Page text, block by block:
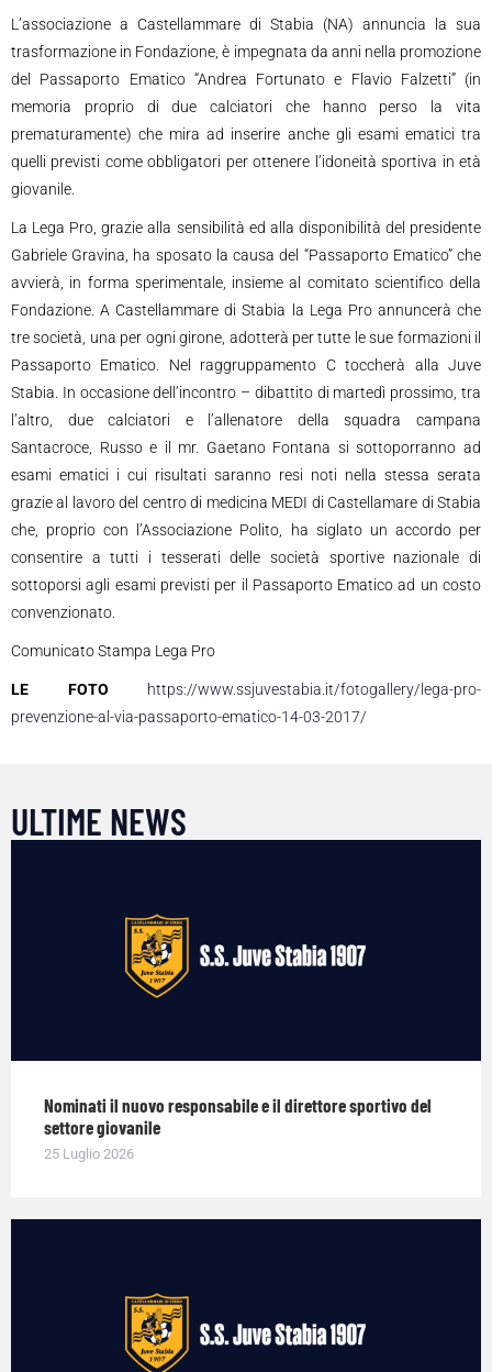
L’associazione a Castellammare di Stabia (NA) annuncia la sua
trasformazione in Fondazione, è impegnata da anni nella promozione
del Passaporto Ematico “Andrea Fortunato e Flavio Falzetti” (in
memoria proprio di due calciatori che hanno perso la vita
prematuramente) che mira ad inserire anche gli esami ematici tra
quelli previsti come obbligatori per ottenere l’idoneità sportiva in età
giovanile.
La Lega Pro, grazie alla sensibilità ed alla disponibilità del presidente
Gabriele Gravina, ha sposato la causa del “Passaporto Ematico” che
avvierà, in forma sperimentale, insieme al comitato scientifico della
Fondazione. A Castellammare di Stabia la Lega Pro annuncerà che
tre società, una per ogni girone, adotterà per tutte le sue formazioni il
Passaporto Ematico. Nel raggruppamento C toccherà alla Juve
Stabia. In occasione dell’incontro – dibattito di martedì prossimo, tra
l’altro, due calciatori e l’allenatore della squadra campana
Santacroce, Russo e il mr. Gaetano Fontana si sottoporranno ad
esami ematici i cui risultati saranno resi noti nella stessa serata
grazie al lavoro del centro di medicina MEDI di Castellamare di Stabia
che, proprio con l’Associazione Polito, ha siglato un accordo per
consentire a tutti i tesserati delle società sportive nazionale di
sottoporsi agli esami previsti per il Passaporto Ematico ad un costo
convenzionato.
Comunicato Stampa Lega Pro
LE FOTO
https://www.ssjuvestabia.it/fotogallery/lega-pro-
prevenzione-al-via-passaporto-ematico-14-03-2017/
ULTIME NEWS
Nominati il nuovo responsabile e il direttore sportivo del
settore giovanile
25 Luglio 2026